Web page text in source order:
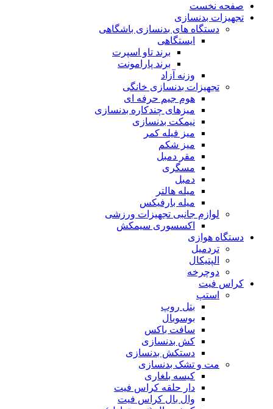
صفحه نخست
تجهیزات بدنسازی
دستگاه های بدنسازی باشگاهی
ایستگاهی
برند تاو اسپرت
برند پارامونت
وزنه آزاد
تجهیزات بدنسازی خانگی
هوم جیم حرفه ای
میزهای چندکاره بدنسازی
نیمکت بدنسازی
میز فیله کمر
میز شکم
مقر دمبل
مسگری
دمبل
میله هالتر
میله بارفیکس
لوازم جانبی تجهیزات ورزشی
اکسسوری سیمکش
دستگاه هوازی
تردمیل
الپتیکال
دوچرخه
کراس فیت
استپ
بتل روپ
بوسوبال
سافت باکس
کش بدنسازی
دستکش بدنسازی
مت و تشک بدنسازی
کیسه بلغاری
دار حلقه کراس فیت
وال بال کراس فیت